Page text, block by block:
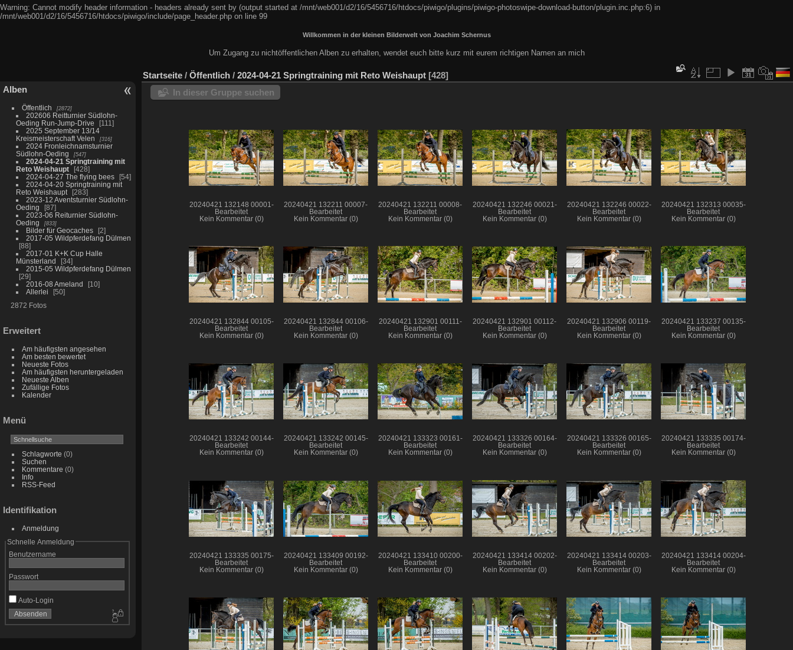
Warning: Cannot modify header information - headers already sent by (output started at /mnt/web001/d2/16/5456716/htdocs/piwigo/plugins/piwigo-photoswipe-download-button/plugin.inc.php:6) in
/mnt/web001/d2/16/5456716/htdocs/piwigo/include/page_header.php on line 99
Willkommen in der kleinen Bilderwelt von Joachim Schernus
Um Zugang zu nichtöffentlichen Alben zu erhalten, wendet euch bitte kurz mit eurem richtigen Namen an mich
Alben
Öffentlich 2872
202606 Reitturnier Südlohn-
Oeding Run-Jump-Drive
111
2025 September 13/14
Kreismeisterschaft Velen
316
2024 Fronleichnamsturnier
Südlohn-Oeding
547
2024-04-21 Springtraining mit
Reto Weishaupt
428
2024-04-27 The flying bees
54
2024-04-20 Springtraining mit
Reto Weishaupt
283
2023-12 Aventsturnier Südlohn-
Oeding
87
2023-06 Reiturnier Südlohn-
Oeding
833
Bilder für Geocaches
2
2017-05 Wildpferdefang Dülmen
88
2017-01 K+K Cup Halle
Münsterland
34
2015-05 Wildpferdefang Dülmen
29
2016-08 Ameland
10
Allerlei
50
2872 Fotos
Erweitert
Am häufigsten angesehen
Am besten bewertet
Neueste Fotos
Am häufigsten heruntergeladen
Neueste Alben
Zufällige Fotos
Kalender
Menü
Schlagworte (0)
Suchen
Kommentare (0)
Info
RSS-Feed
Identifikation
Anmeldung
Schnelle Anmeldung
Benutzername
Passwort
Auto-Login
Startseite / Öffentlich / 2024-04-21 Springtraining mit Reto Weishaupt 428
In dieser Gruppe suchen
20240421 132148 00001-
Bearbeitet
Kein Kommentar (0)
20240421 132211 00007-
Bearbeitet
Kein Kommentar (0)
20240421 132211 00008-
Bearbeitet
Kein Kommentar (0)
20240421 132246 00021-
Bearbeitet
Kein Kommentar (0)
20240421 132246 00022-
Bearbeitet
Kein Kommentar (0)
20240421 132313 00035-
Bearbeitet
Kein Kommentar (0)
20240421 132844 00105-
Bearbeitet
Kein Kommentar (0)
20240421 132844 00106-
Bearbeitet
Kein Kommentar (0)
20240421 132901 00111-
Bearbeitet
Kein Kommentar (0)
20240421 132901 00112-
Bearbeitet
Kein Kommentar (0)
20240421 132906 00119-
Bearbeitet
Kein Kommentar (0)
20240421 133237 00135-
Bearbeitet
Kein Kommentar (0)
20240421 133242 00144-
Bearbeitet
Kein Kommentar (0)
20240421 133242 00145-
Bearbeitet
Kein Kommentar (0)
20240421 133323 00161-
Bearbeitet
Kein Kommentar (0)
20240421 133326 00164-
Bearbeitet
Kein Kommentar (0)
20240421 133326 00165-
Bearbeitet
Kein Kommentar (0)
20240421 133335 00174-
Bearbeitet
Kein Kommentar (0)
20240421 133335 00175-
Bearbeitet
Kein Kommentar (0)
20240421 133409 00192-
Bearbeitet
Kein Kommentar (0)
20240421 133410 00200-
Bearbeitet
Kein Kommentar (0)
20240421 133414 00202-
Bearbeitet
Kein Kommentar (0)
20240421 133414 00203-
Bearbeitet
Kein Kommentar (0)
20240421 133414 00204-
Bearbeitet
Kein Kommentar (0)